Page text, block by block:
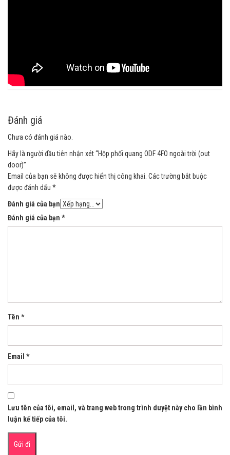
Đánh giá
Chưa có đánh giá nào.
Hãy là người đầu tiên nhận xét “Hộp phối quang ODF 4FO ngoài trời (out
door)”
Email của bạn sẽ không được hiển thị công khai. Các trường bắt buộc
được đánh dấu *
Đánh giá của bạn
Đánh giá của bạn *
Tên *
Email *
Lưu tên của tôi, email, và trang web trong trình duyệt này cho lần bình
luận kế tiếp của tôi.